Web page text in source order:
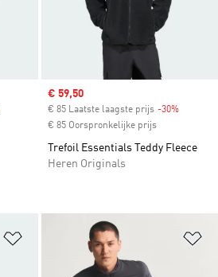
Sale price
€ 59,50
€ 85 Laatste laagste prijs -30%
€ 85 Oorspronkelijke prijs
Trefoil Essentials Teddy Fleece
Heren Originals
Op verlanglijst zetten